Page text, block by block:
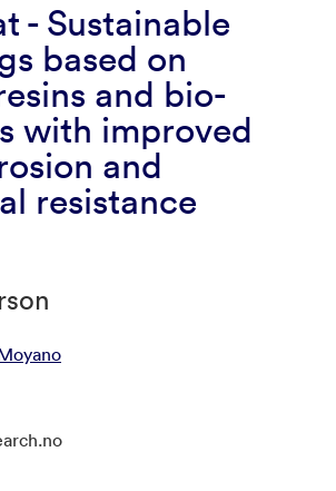
- Sustainable
based on
and bio-
with improved
and
resistance